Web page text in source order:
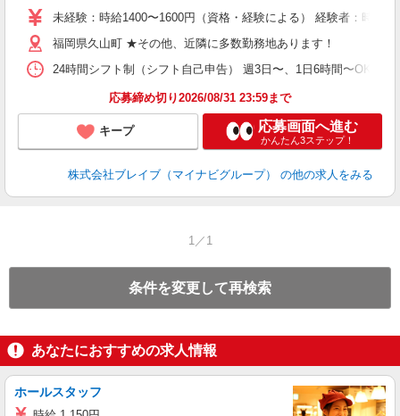
未経験：時給1400〜1600円（資格・経験による） 経験者：時
福岡県久山町 ★その他、近隣に多数勤務地あります！
24時間シフト制（シフト自己申告） 週3日〜、1日6時間〜OK 【
応募締め切り2026/08/31 23:59まで
キープ 応募画面へ進む
かんたん3ステップ！
株式会社ブレイブ（マイナビグループ） の他の求人をみる
1／1
条件を変更して再検索
あなたにおすすめの求人情報
ホールスタッフ